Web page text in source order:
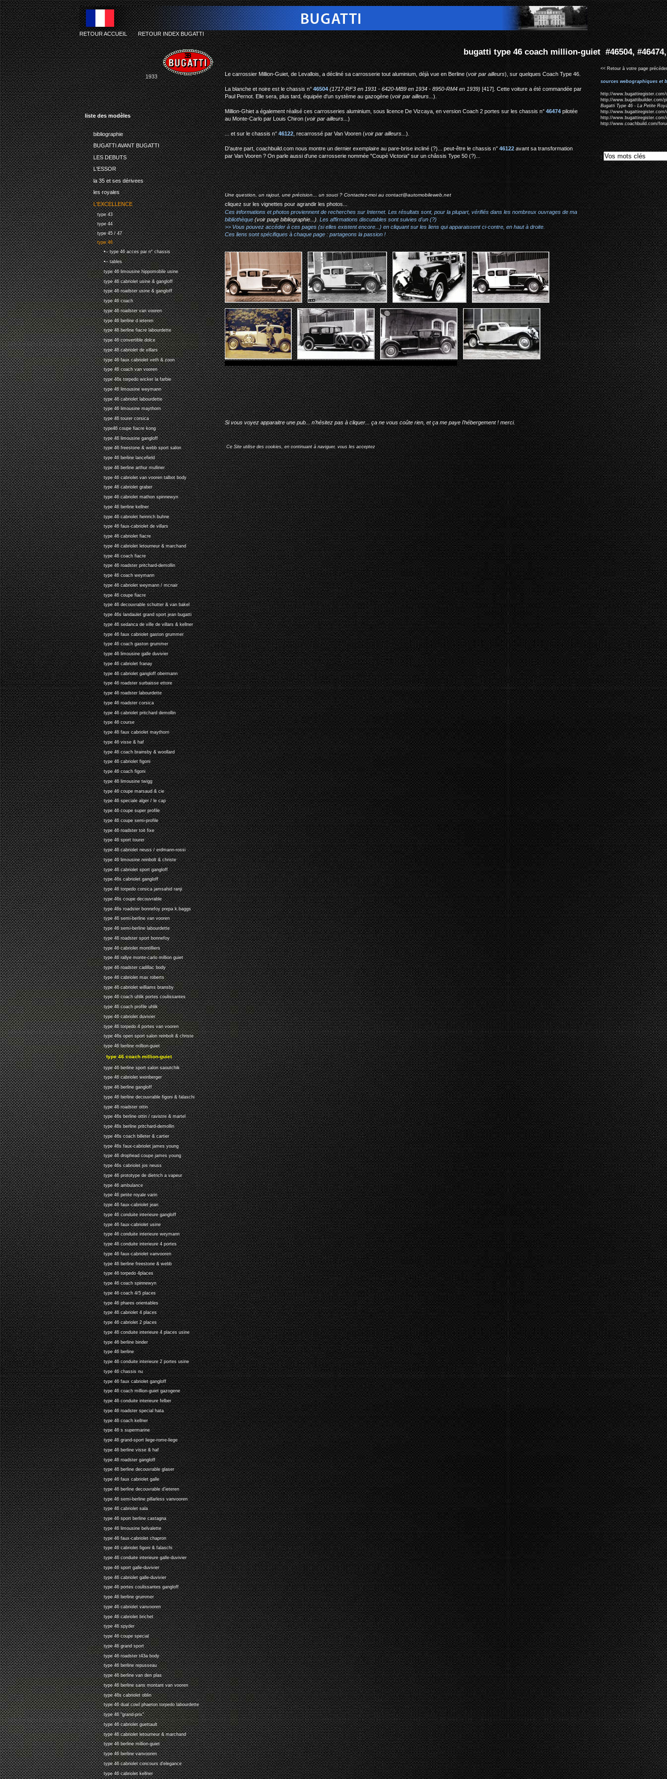
liste des modèles
bibliographie
BUGATTI AVANT BUGATTI
LES DEBUTS
L'ESSOR
la 35 et ses dérivees
les royales
L'EXCELLENCE
type 43
type 44
type 45 / 47
type 46
•-- type 46 acces par n° chassis
•-- tables
type 46 limousine hippomobile usine
type 46 cabriolet usine & gangloff
type 46 roadster usine & gangloff
type 46 coach
type 46 roadster van vooren
type 46 berline d ieteren
type 46 berline fiacre labourdette
type 46 convertible dolce
type 46 cabriolet de villars
type 46 faux cabriolet veth & zoon
type 46 coach van vooren
type 46s torpedo wicker la farbie
type 46 limousine weymann
type 46 cabriolet labourdette
type 46 limousine maythorn
type 46 tourer corsica
type46 coupe fiacre kong
type 46 limousine gangloff
type 46 freestone & webb sport salon
type 46 berline lancefield
type 46 berline arthur mulliner
type 46 cabriolet van vooren talbot body
type 46 cabriolet graber
type 46 cabriolet mathon spinnewyn
type 46 berline kellner
type 46 cabriolet heinrich buhne
type 46 faux-cabriolet de villars
type 46 cabriolet fiacre
type 46 cabriolet letourneur & marchand
type 46 coach fiacre
type 46 roadster pritchard-demollin
type 46 coach weymann
type 46 cabriolet weymann / mcnair
type 46 coupe fiacre
type 46 decouvrable schutter & van bakel
type 46s landaulet grand sport jean bugatti
type 46 sedanca de ville de villars & kellner
type 46 faux cabriolet gaston grummer
type 46 coach gaston grummer
type 46 limousine galle duvivier
type 46 cabriolet franay
type 46 cabriolet gangloff obermann
type 46 roadster surbaisse ettore
type 46 roadster labourdette
type 46 roadster corsica
type 46 cabriolet pritchard demollin
type 46 course
type 46 faux cabriolet maythorn
type 46 visse & haf
type 46 coach brainsby & woollard
type 46 cabriolet figoni
type 46 coach figoni
type 46 limousine twigg
type 46 coupe marsaud & cie
type 46 speciale alger / le cap
type 46 coupe super profile
type 46 coupe semi-profile
type 46 roadster toit fixe
type 46 sport tourer
type 46 cabriolet neuss / erdmann-rossi
type 46 limousine reinbolt & christe
type 46 cabriolet sport gangloff
type 46s cabriolet gangloff
type 46 torpedo corsica jamsahid ranji
type 46s coupe decouvrable
type 46s roadster bonnefoy prepa k.baggs
type 46 semi-berline van vooren
type 46 semi-berline labourdette
type 46 roadster sport bonnefoy
type 46 cabriolet montilliers
type 46 rallye monte-carlo million guiet
type 46 roadster cadillac body
type 46 cabriolet max roberts
type 46 cabriolet williams bransby
type 46 coach uhlik portes coulissantes
type 46 coach profile uhlik
type 46 cabriolet duvivier
type 46 torpedo 4 portes van vooren
type 46s open sport salon reinbolt & christe
type 46 berline million-guiet
type 46 coach million-guiet
type 46 berline sport salon saoutchik
type 46 cabriolet weinberger
type 46 berline gangloff
type 46 berline decouvrable figoni & falaschi
type 46 roadster ottin
type 46s berline ottin / ravistre & martel
type 46s berline pritchard-demollin
type 46s coach billeter & cartier
type 46s faux-cabriolet james young
type 46 drophead coupe james young
type 46s cabriolet jos neuss
type 46 prototype de dietrich a vapeur
type 46 ambulance
type 46 petite royale varin
type 46 faux-cabriolet jean
type 46 conduite interieure gangloff
type 46 faux-cabriolet usine
type 46 conduite interieure weymann
type 46 conduite interieure 4 portes
type 46 faux-cabriolet vanvooren
type 46 berline freestone & webb
type 46 torpedo 4places
type 46 coach spinnewyn
type 46 coach 4/5 places
type 46 phares orientables
type 46 cabriolet 4 places
type 46 cabriolet 2 places
type 46 conduite interieure 4 places usine
type 46 berline binder
type 46 berline
type 46 conduite interieure 2 portes usine
type 46 chassis nu
type 46 faux cabriolet gangloff
type 46 coach million-guiet gazogene
type 46 conduite interieure felber
type 46 roadster special hata
type 46 coach kellner
type 46 s supermarine
type 46 grand-sport liege-rome-liege
type 46 berline visse & haf
type 46 roadster gangloff
type 46 berline decouvrable glaser
type 46 faux cabriolet galle
type 46 berline decouvrable d'ieteren
type 46 semi-berline pillarless vanvooren
type 46 cabriolet sala
type 46 sport berline castagna
type 46 limousine belvalette
type 46 faux-cabriolet chapron
type 46 cabriolet figoni & falaschi
type 46 conduite interieure galle-duvivier
type 46 sport galle-duvivier
type 46 cabriolet galle-duvivier
type 46 portes coulissantes gangloff
type 46 berline grummer
type 46 cabriolet vanvooren
type 46 cabriolet brichet
type 46 spyder
type 46 coupe special
type 46 grand sport
type 46 roadster t43a body
type 46 berline repusseau
type 46 berline van den plas
type 46 berline sans montant van vooren
type 46s cabriolet oblin
type 46 dual cowl phaeton torpedo labourdette
type 46 "grand-prix"
type 46 cabriolet guettault
type 46 cabriolet letourneur & marchand
type 46 berline million-guiet
type 46 berline vanvooren
type 46 cabriolet concours d'elegance
type 46 cabriolet kellner
bugatti type 46 coach million-guiet #46504, #46474, #46122
RETOUR ACCUEIL-RETOUR INDEX BUGATTI
1933 Le carrossier Million-Guiet, de Levallois, a décliné sa carrosserie tout aluminium, déjà vue en Berline (voir par ailleurs), sur quelques Coach Type 46.
La blanche et noire est le chassis n° 46504(1717-RF3 en 1931 - 6420-MB9 en 1934 - 8950-RM4 en 1939) [417]. Cette voiture a été commandée par
Paul Pernot. Elle sera, plus tard, équipée d'un système au gazogène (voir par ailleurs...).
Million-Ghiet a également réalisé ces carrosseries aluminium, sous licence De Vizcaya, en version Coach 2 portes sur les chassis n° 46474 pilotée
au Monte-Carlo par Louis Chiron (voir par ailleurs... )
... et sur le chassis n°46122, recarrossé par Van Vooren (voir par ailleurs...).
D'autre part, coachbuild.com nous montre un dernier exemplaire au pare-brise incliné (?)... peut-être le chassis n°46122 avant sa transformation
par Van Vooren ? On parle aussi d'une carrosserie nommée "Coupé Victoria" sur un châssis Type 50 (?)...
Une question, un rajout, une précision... un souci ? Contactez-moi aucontact@automobileweb.net
cliquez sur les vignettes pour agrandir les photos...
Ces informations et photos proviennent de recherches sur Internet. Les résultats sont, pour la plupart, vérifiés dans les nombreux ouvrages de ma
bibliothèque(voir page bibliographie...). Les affirmations discutables sont suivies d'un (?)
>> Vous pouvez accéder à ces pages (si elles existent encore...) en cliquant sur les liens qui apparaissent ci-contre, en haut à droite.
Ces liens sont spécifiques à chaque page : partageons la passion !
Si vous voyez apparaitre une pub... n'hésitez pas à cliquer... ça ne vous coûte rien, et ça me paye l'hébergement ! merci.
Ce Site utilise des cookies, en continuant à naviguer, vous les acceptez
<< Retour à votre page
sources webographiques et
http://
http://www.bugattibuilder.com/
Bugatti Type 46 - La Petite
http://www.bugattiregister.com/
http://
http://www.coachbuild.com/
: